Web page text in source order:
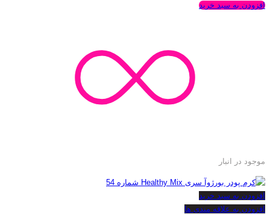
افزودن به سبد خرید
موجود در انبار
افزودن به سبد خرید
افزودن به علاقه مندی ها